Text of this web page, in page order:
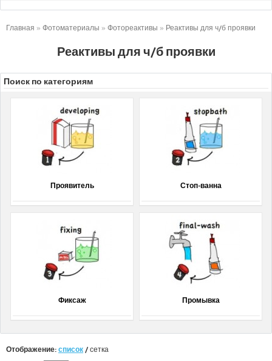
Главная » Фотоматериалы » Фотореактивы » Реактивы для ч/б проявки
Реактивы для ч/б проявки
Поиск по категориям
Проявитель Стоп-ванна
Фиксаж Промывка
Отображение: список / сетка